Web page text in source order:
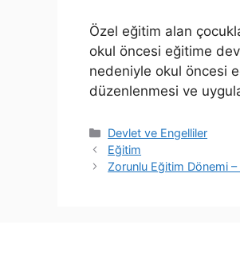
Özel eğitim alan
okul öncesi eğitime
nedeniyle okul öncesi
düzenlenmesi ve
Kategoriler
Devlet ve Engelliler
Eğitim
Zorunlu Eğitim Dönemi